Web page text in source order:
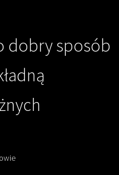
dobry sposób